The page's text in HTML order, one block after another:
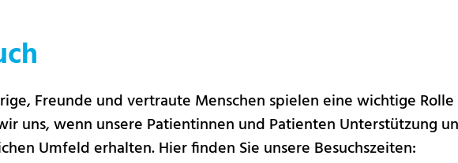
Freunde und vertraute Menschen spielen eine wichtige Rolle
uns, wenn unsere Patientinnen und Patienten Unterstützung
Umfeld erhalten. Hier finden Sie unsere Besuchszeiten: